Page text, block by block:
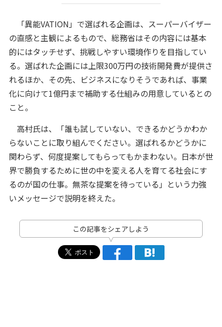
「異能VATION」で選ばれる企画は、スーパーバイザー
の直感と主観によるもので、総務省はその内容には基本
的にはタッチせず、挑戦しやすい環境作りを目指してい
る。選ばれた企画には上限300万円の技術開発費が提供さ
れるほか、その先、ビジネスになりそうであれば、事業
化に向けて1億円まで補助する仕組みの用意しているとの
こと。
高村氏は、「誰も試していない、できるかどうかわか
らないことに取り組んでください。選ばれるかどうかに
関わらず、何度提案してもらってもかまわない。日本が世
界で勝負するために世の中を変える人を育てる社会にす
るのが国の仕事。無茶な提案を待っている」という力強
いメッセージで説明を終えた。
この記事をシェアしよう